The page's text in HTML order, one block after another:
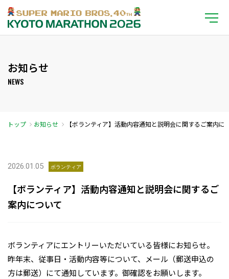
お知らせ
NEWS
トップ お知らせ
【ボランティア】活動内容通知と説明会に関するご案内に
2026.01.05 ボランティア
【ボランティア】活動内容通知と説明会に関するご
案内について
ボランティアにエントリーいただいている皆様にお知らせ。
昨年末、従事日・活動内容等について、メール（郵送申込の
方は郵送）にて通知しています。御確認をお願いします。